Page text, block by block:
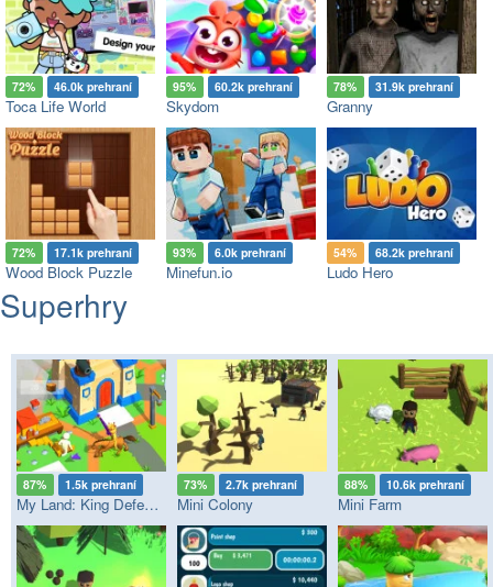
72% 46.0k prehraní
Toca Life World
95% 60.2k prehraní
Skydom
78% 31.9k prehraní
Granny
72% 17.1k prehraní
Wood Block Puzzle
93% 6.0k prehraní
Minefun.io
54% 68.2k prehraní
Ludo Hero
Superhry
87% 1.5k prehraní
My Land: King Defender
73% 2.7k prehraní
Mini Colony
88% 10.6k prehraní
Mini Farm